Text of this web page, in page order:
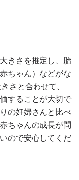
きさを推定し、胎
ちゃん）などがな
さと合わせて、
することが大切で
の妊婦さんと比べ
ちゃんの成長が問
ので安心してくだ